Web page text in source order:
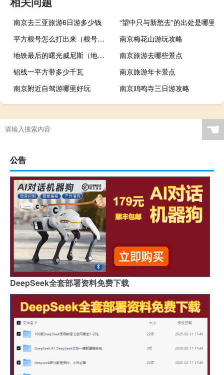
南京去三亚旅游6日游多少钱
“望中只与新愁去”的出处是哪里
平方根号怎么打出来（根号怎么打出来）
南京梅花山游玩攻略
地铁最后的曙光威尼斯（地铁最后的曙光妓院）
南京旅游去哪些景点
铝线一平方带多少千瓦
南京旅游年卡景点
南京附近自驾游哪里好玩
南京鸡鸣寺三日游攻略
☚
公告
DeepSeek全套部署资料免费下载